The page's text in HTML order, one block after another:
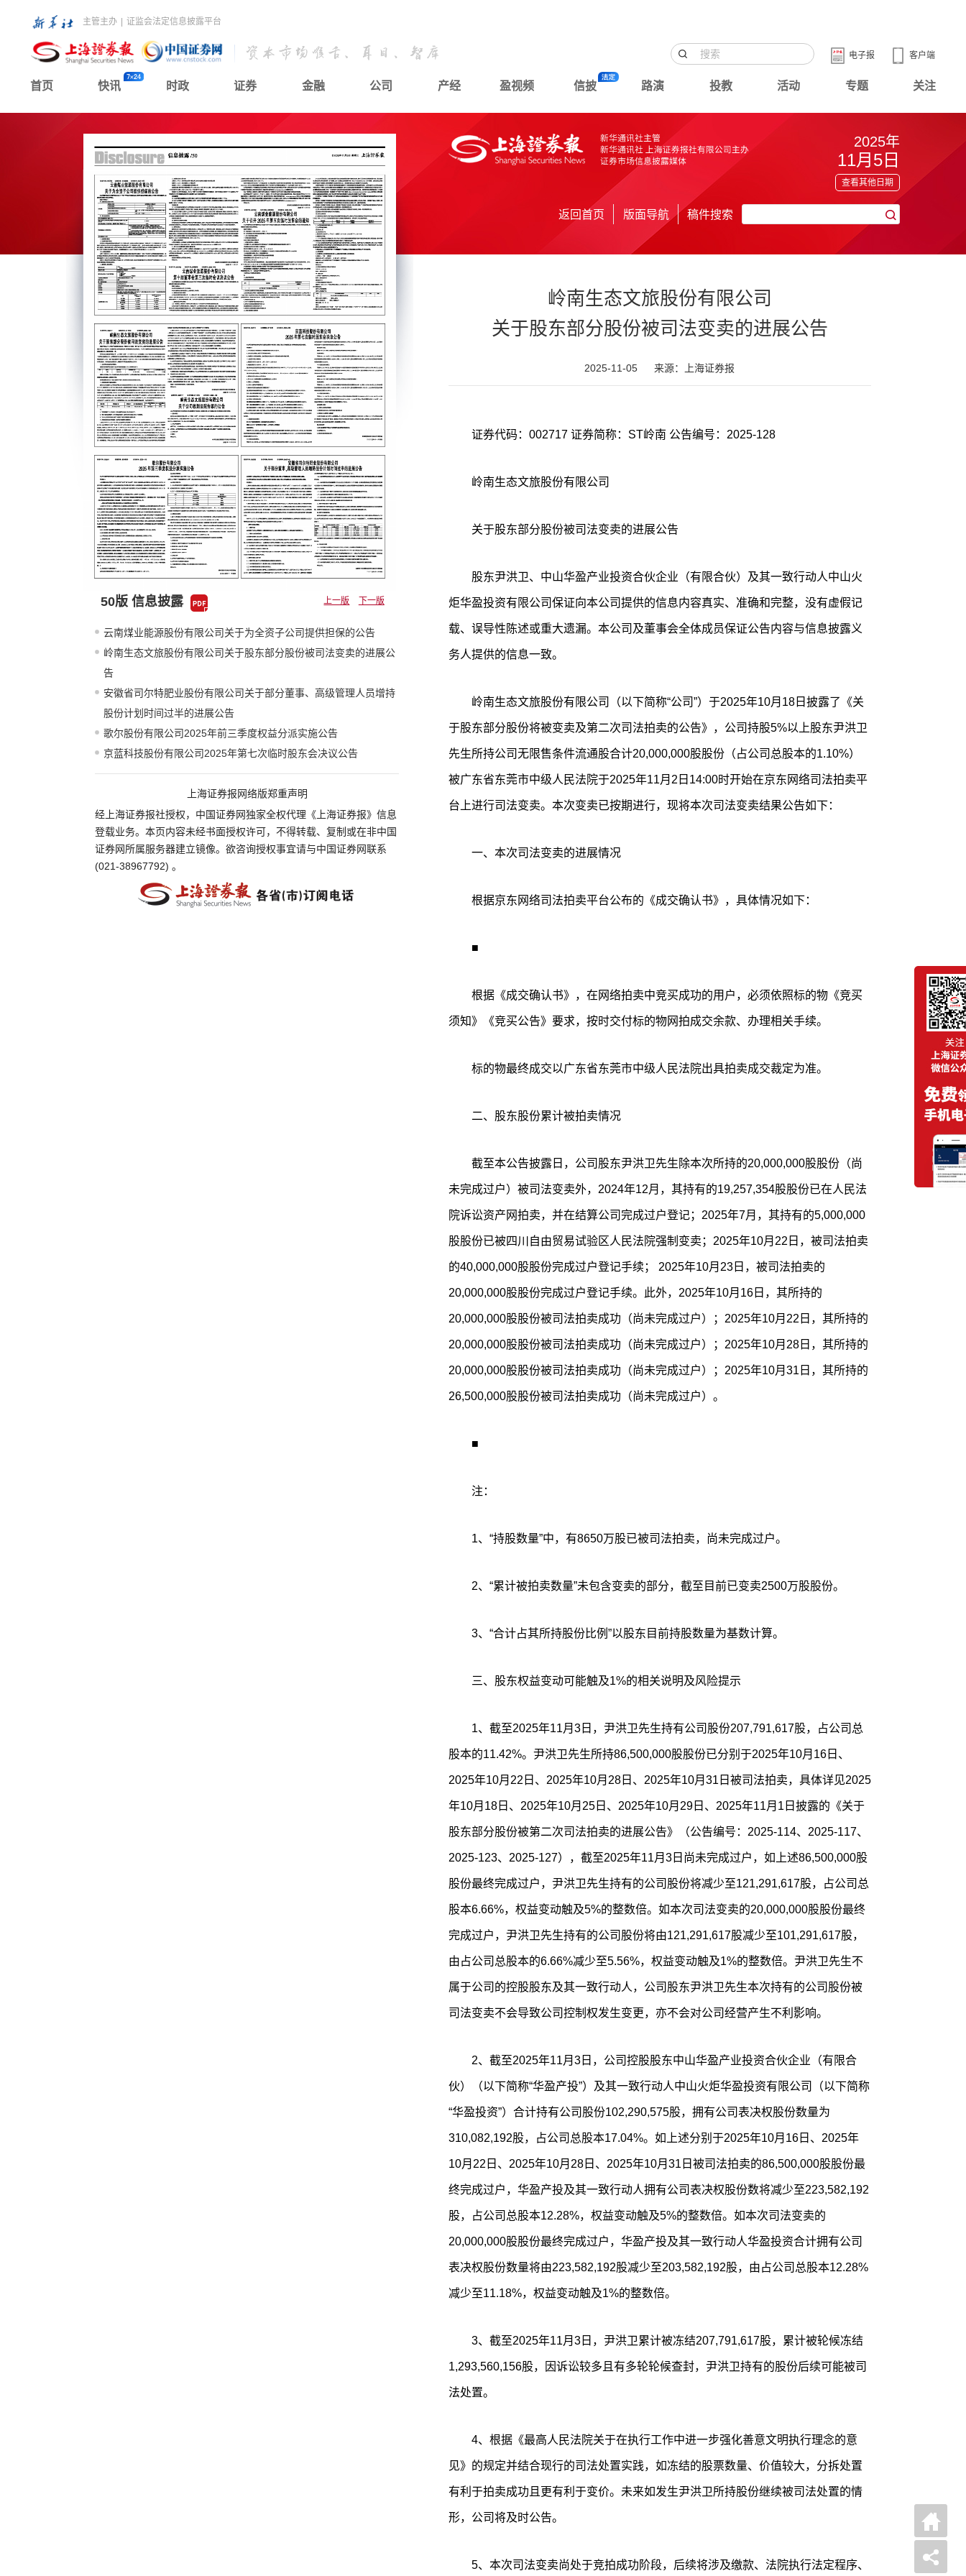
主管主办 证监会法定信息披露平台
客户端
电子报
首页 快讯 时政 证券 金融 公司 产经 盈视频 信披 路演 投教 活动 专题 关注
50版 信息披露 上一版 下一版
云南煤业能源股份有限公司关于为全资子公司提供担保的公告
岭南生态文旅股份有限公司关于股东部分股份被司法变卖的进展公
告
安徽省司尔特肥业股份有限公司关于部分董事、高级管理人员增持
股份计划时间过半的进展公告
歌尔股份有限公司2025年前三季度权益分派实施公告
京蓝科技股份有限公司2025年第七次临时股东会决议公告
上海证券报网络版郑重声明
经上海证券报社授权，中国证券网独家全权代理《上海证券报》信息
登载业务。本页内容未经书面授权许可，不得转载、复制或在非中国
证券网所属服务器建立镜像。欲咨询授权事宜请与中国证券网联系
(021-38967792) 。
2025年
11月5日
查看其他日期
返回首页 版面导航 稿件搜索
岭南生态文旅股份有限公司
关于股东部分股份被司法变卖的进展公告
2025-11-05 来源：上海证券报
证券代码：002717 证券简称：ST岭南 公告编号：2025-128
岭南生态文旅股份有限公司
关于股东部分股份被司法变卖的进展公告
股东尹洪卫、中山华盈产业投资合伙企业（有限合伙）及其一致行动人中山火
炬华盈投资有限公司保证向本公司提供的信息内容真实、准确和完整，没有虚假记
载、误导性陈述或重大遗漏。本公司及董事会全体成员保证公告内容与信息披露义
务人提供的信息一致。
岭南生态文旅股份有限公司（以下简称“公司”）于2025年10月18日披露了《关
于股东部分股份将被变卖及第二次司法拍卖的公告》，公司持股5%以上股东尹洪卫
先生所持公司无限售条件流通股合计20,000,000股股份（占公司总股本的1.10%）
被广东省东莞市中级人民法院于2025年11月2日14:00时开始在京东网络司法拍卖平
台上进行司法变卖。本次变卖已按期进行，现将本次司法变卖结果公告如下：
一、本次司法变卖的进展情况
根据京东网络司法拍卖平台公布的《成交确认书》，具体情况如下：
■
根据《成交确认书》，在网络拍卖中竞买成功的用户，必须依照标的物《竞买
须知》《竞买公告》要求，按时交付标的物网拍成交余款、办理相关手续。
标的物最终成交以广东省东莞市中级人民法院出具拍卖成交裁定为准。
二、股东股份累计被拍卖情况
截至本公告披露日，公司股东尹洪卫先生除本次所持的20,000,000股股份（尚
未完成过户）被司法变卖外，2024年12月，其持有的19,257,354股股份已在人民法
院诉讼资产网拍卖，并在结算公司完成过户登记；2025年7月，其持有的5,000,000
股股份已被四川自由贸易试验区人民法院强制变卖；2025年10月22日，被司法拍卖
的40,000,000股股份完成过户登记手续； 2025年10月23日，被司法拍卖的
20,000,000股股份完成过户登记手续。此外，2025年10月16日，其所持的
20,000,000股股份被司法拍卖成功（尚未完成过户）；2025年10月22日，其所持的
20,000,000股股份被司法拍卖成功（尚未完成过户）；2025年10月28日，其所持的
20,000,000股股份被司法拍卖成功（尚未完成过户）；2025年10月31日，其所持的
26,500,000股股份被司法拍卖成功（尚未完成过户）。
■
注：
1、“持股数量”中，有8650万股已被司法拍卖，尚未完成过户。
2、“累计被拍卖数量”未包含变卖的部分，截至目前已变卖2500万股股份。
3、“合计占其所持股份比例”以股东目前持股数量为基数计算。
三、股东权益变动可能触及1%的相关说明及风险提示
1、截至2025年11月3日，尹洪卫先生持有公司股份207,791,617股，占公司总
股本的11.42%。尹洪卫先生所持86,500,000股股份已分别于2025年10月16日、
2025年10月22日、2025年10月28日、2025年10月31日被司法拍卖，具体详见2025
年10月18日、2025年10月25日、2025年10月29日、2025年11月1日披露的《关于
股东部分股份被第二次司法拍卖的进展公告》（公告编号：2025-114、2025-117、
2025-123、2025-127），截至2025年11月3日尚未完成过户，如上述86,500,000股
股份最终完成过户，尹洪卫先生持有的公司股份将减少至121,291,617股，占公司总
股本6.66%，权益变动触及5%的整数倍。如本次司法变卖的20,000,000股股份最终
完成过户，尹洪卫先生持有的公司股份将由121,291,617股减少至101,291,617股，
由占公司总股本的6.66%减少至5.56%，权益变动触及1%的整数倍。尹洪卫先生不
属于公司的控股股东及其一致行动人，公司股东尹洪卫先生本次持有的公司股份被
司法变卖不会导致公司控制权发生变更，亦不会对公司经营产生不利影响。
2、截至2025年11月3日，公司控股股东中山华盈产业投资合伙企业（有限合
伙）（以下简称“华盈产投”）及其一致行动人中山火炬华盈投资有限公司（以下简称
“华盈投资”）合计持有公司股份102,290,575股，拥有公司表决权股份数量为
310,082,192股，占公司总股本17.04%。如上述分别于2025年10月16日、2025年
10月22日、2025年10月28日、2025年10月31日被司法拍卖的86,500,000股股份最
终完成过户，华盈产投及其一致行动人拥有公司表决权股份数将减少至223,582,192
股，占公司总股本12.28%，权益变动触及5%的整数倍。如本次司法变卖的
20,000,000股股份最终完成过户，华盈产投及其一致行动人华盈投资合计拥有公司
表决权股份数量将由223,582,192股减少至203,582,192股，由占公司总股本12.28%
减少至11.18%，权益变动触及1%的整数倍。
3、截至2025年11月3日，尹洪卫累计被冻结207,791,617股，累计被轮候冻结
1,293,560,156股，因诉讼较多且有多轮轮候查封，尹洪卫持有的股份后续可能被司
法处置。
4、根据《最高人民法院关于在执行工作中进一步强化善意文明执行理念的意
见》的规定并结合现行的司法处置实践，如冻结的股票数量、价值较大，分拆处置
有利于拍卖成功且更有利于变价。未来如发生尹洪卫所持股份继续被司法处置的情
形，公司将及时公告。
5、本次司法变卖尚处于竞拍成功阶段，后续将涉及缴款、法院执行法定程序、